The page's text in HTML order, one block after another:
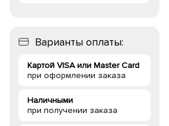
Варианты оплаты:
Картой VISA или Master Card
при оформлении заказа
Наличными
при получении заказа